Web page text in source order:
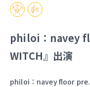
philoi：navey
WITCH』出演
philoi：navey floor pre.